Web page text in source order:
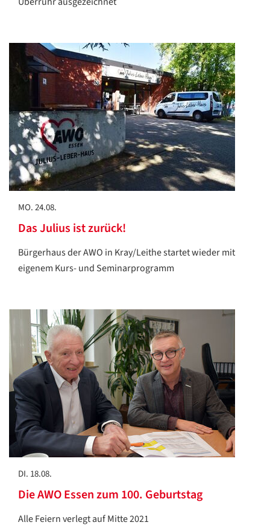
MO. 24.08.
Das Julius ist zurück!
Bürgerhaus der AWO in Kray/Leithe startet wieder mit
eigenem Kurs- und Seminarprogramm
DI. 18.08.
Die AWO Essen zum 100. Geburtstag
Alle Feiern verlegt auf Mitte 2021